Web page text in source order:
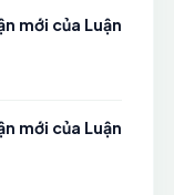
mới của Luận
mới của Luận